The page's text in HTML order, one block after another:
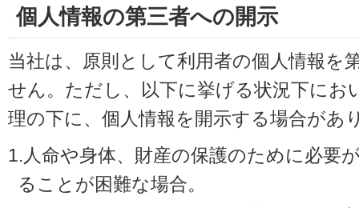
個人情報の第三者への開示
当社は、原則として利用者の個人情報を
せん。ただし、以下に挙げる状況下にお
理の下に、個人情報を開示する場合があ
1.人命や身体、財産の保護のために必要
ることが困難な場合。